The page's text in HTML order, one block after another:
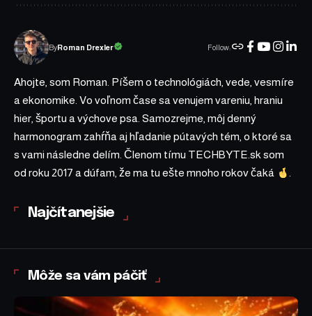
ByRoman Drexler Follow:
Ahojte, som Roman. Píšem o technológiách, vede, vesmíre
a ekonomike. Vo voľnom čase sa venujem vareniu, hraniu
hier, športu a výchove psa. Samozrejme, môj denný
harmonogram zahŕňa aj hľadanie pútavých tém, o ktoré sa
s vami následne delím. Členom tímu TECHBYTE.sk som
od roku 2017 a dúfam, že ma tu ešte mnoho rokov čaká
.
Najčítanejšie
Môže sa vám páčiť